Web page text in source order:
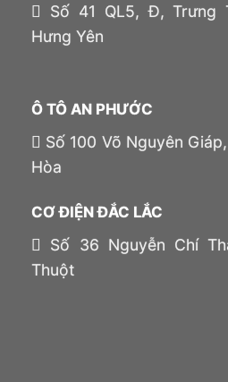
Số 41 QL5, Đ, Trưng
Hưng Yên
Ô TÔ AN PHƯỚC
Số 100 Võ Nguyên
Hòa
CƠ ĐIỆN ĐẮC LẮC
Số 36 Nguyễn Chí
Thuột